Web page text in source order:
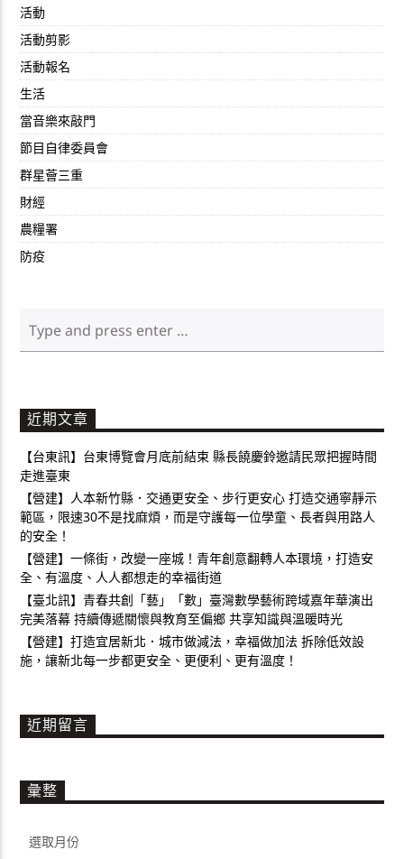
活動
活動剪影
活動報名
生活
當音樂來敲門
節目自律委員會
群星薈三重
財經
農糧署
防疫
近期文章
【台東訊】台東博覽會月底前結束 縣長饒慶鈴邀請民眾把握時間
走進臺東
【營建】人本新竹縣．交通更安全、步行更安心 打造交通寧靜示
範區，限速30不是找麻煩，而是守護每一位學童、長者與用路人
的安全！
【營建】一條街，改變一座城！青年創意翻轉人本環境，打造安
全、有溫度、人人都想走的幸福街道
【臺北訊】青春共創「藝」「數」臺灣數學藝術跨域嘉年華演出
完美落幕 持續傳遞關懷與教育至偏鄉 共享知識與溫暖時光
【營建】打造宜居新北．城市做減法，幸福做加法 拆除低效設
施，讓新北每一步都更安全、更便利、更有溫度！
近期留言
彙整
整